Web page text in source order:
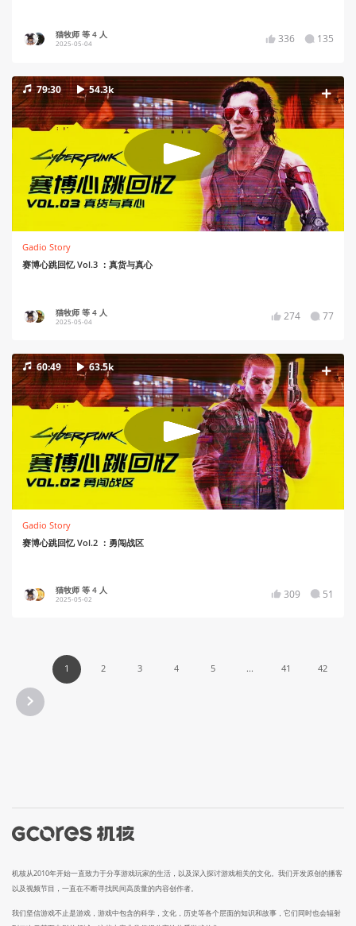
猫牧师 等 4 人
2025-05-04 336 135
79:30 54.3k
Gadio Story
赛博心跳回忆 Vol.3 ：真货与真心
猫牧师 等 4 人
2025-05-04 274 77
60:49 63.5k
Gadio Story
赛博心跳回忆 Vol.2 ：勇闯战区
猫牧师 等 4 人
2025-05-02 309 51
1 2 3 4 5 ... 41 42
机核从2010年开始一直致力于分享游戏玩家的生活，以及深入探讨游戏相关的文化。我们开发原创的播客
以及视频节目，一直在不断寻找民间高质量的内容创作者。
我们坚信游戏不止是游戏，游戏中包含的科学，文化，历史等各个层面的知识和故事，它们同时也会辐射